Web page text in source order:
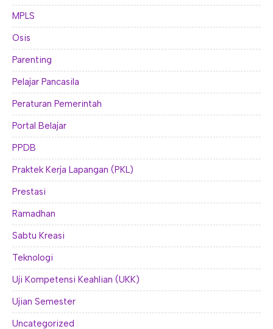
MPLS
Osis
Parenting
Pelajar Pancasila
Peraturan Pemerintah
Portal Belajar
PPDB
Praktek Kerja Lapangan (PKL)
Prestasi
Ramadhan
Sabtu Kreasi
Teknologi
Uji Kompetensi Keahlian (UKK)
Ujian Semester
Uncategorized